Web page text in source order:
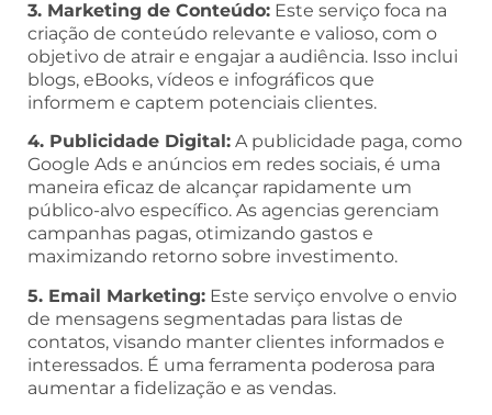
3. Marketing de Conteúdo: Este serviço foca na
criação de conteúdo relevante e valioso, com o
objetivo de atrair e engajar a audiência. Isso inclui
blogs, eBooks, vídeos e infográficos que
informem e captem potenciais clientes.
4. Publicidade Digital: A publicidade paga, como
Google Ads e anúncios em redes sociais, é uma
maneira eficaz de alcançar rapidamente um
público-alvo específico. As agencias gerenciam
campanhas pagas, otimizando gastos e
maximizando retorno sobre investimento.
5. Email Marketing: Este serviço envolve o envio
de mensagens segmentadas para listas de
contatos, visando manter clientes informados e
interessados. É uma ferramenta poderosa para
aumentar a fidelização e as vendas.